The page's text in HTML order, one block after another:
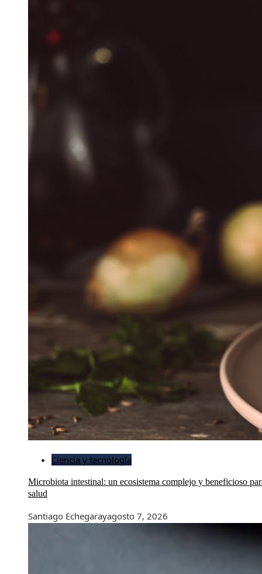
Ciencia y tecnología
Microbiota intestinal: un ecosistema complejo y beneficioso
salud
Santiago Echegarayagosto 7, 2026